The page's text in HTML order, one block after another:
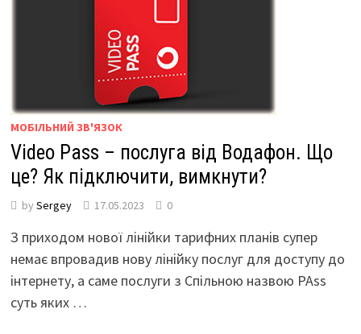
МОБІЛЬНИЙ ЗВ'ЯЗОК
Video Pass – послуга від Водафон. Що
це? Як підключити, вимкнути?
by Sergey 17.05.2023 0
З приходом нової лінійки тарифних планів супер
немає впровадив нову лінійку послуг для доступу до
інтернету, а саме послуги з Спільною назвою PAss
суть яких …